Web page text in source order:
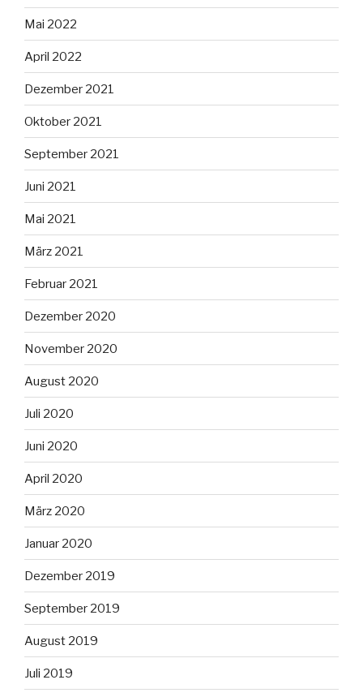
Mai 2022
April 2022
Dezember 2021
Oktober 2021
September 2021
Juni 2021
Mai 2021
März 2021
Februar 2021
Dezember 2020
November 2020
August 2020
Juli 2020
Juni 2020
April 2020
März 2020
Januar 2020
Dezember 2019
September 2019
August 2019
Juli 2019